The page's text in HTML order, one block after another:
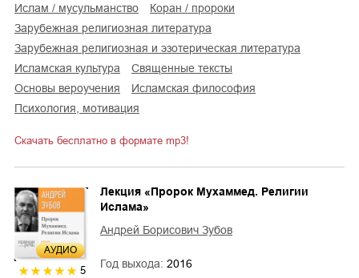
Ислам / мусульманство
коран / пророки
зарубежная религиозная литература
зарубежная религиозная и эзотерическая литература
исламская культура
священные тексты
основы вероучения
исламская философия
психология, мотивация
Скачать бесплатно в формате mp3!
AУДИО
5
Лекция «Пророк Мухаммед. Религии
Ислама»
Андрей Борисович Зубов
Год выхода: 2016